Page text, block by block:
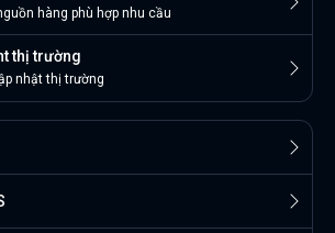
hàng phù hợp nhu cầu
thị trường
nhật thị trường